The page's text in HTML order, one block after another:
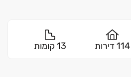
114 דירות 13 קומות